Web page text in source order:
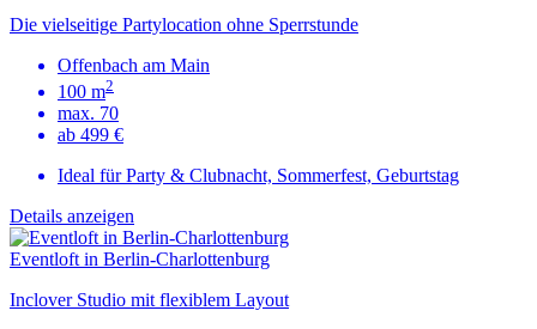
Die vielseitige Partylocation ohne Sperrstunde
Offenbach am Main
100 m2
max. 70
ab 499 €
Ideal für Party & Clubnacht, Sommerfest, Geburtstag
Details anzeigen
Eventloft in Berlin-Charlottenburg
Inclover Studio mit flexiblem Layout